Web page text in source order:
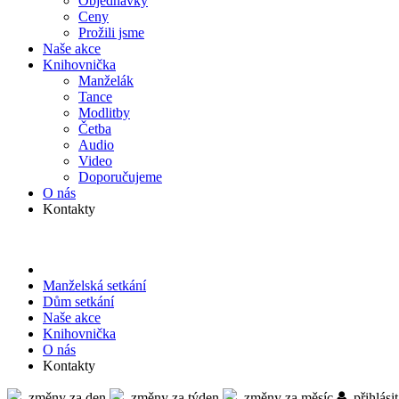
Ceny
Prožili jsme
Naše akce
Knihov­nička
Manželák
Tance
Modlitby
Četba
Audio
Video
Doporu­čujeme
O nás
Kontakty
Manželská setkání
Dům setkání
Naše akce
Knihov­nička
O nás
Kontakty